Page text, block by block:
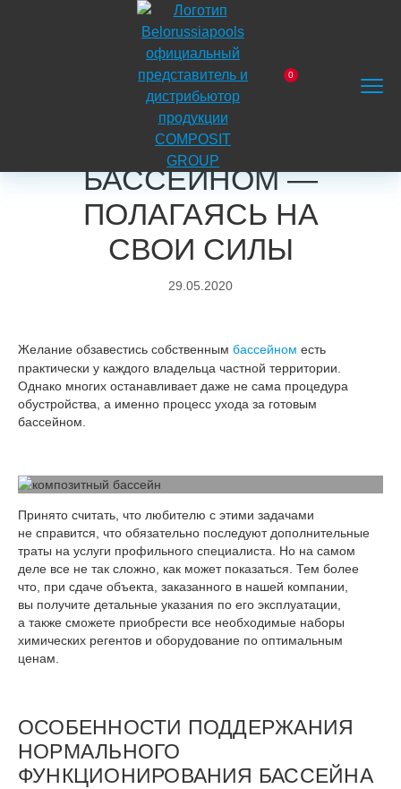
На
главную
0
ПоискМеню
Полезные рекомендации
Уход за бассейном — полагаясь на свои силы
УХОД ЗА
БАССЕЙНОМ —
ПОЛАГАЯСЬ НА
СВОИ СИЛЫ
29.05.2020
Желание обзавестись собственным бассейном есть
практически у каждого владельца частной территории.
Однако многих останавливает даже не сама процедура
обустройства, а именно процесс ухода за готовым
бассейном.
Принято считать, что любителю с этими задачами
не справится, что обязательно последуют дополнительные
траты на услуги профильного специалиста. Но на самом
деле все не так сложно, как может показаться. Тем более
что, при сдаче объекта, заказанного в нашей компании,
вы получите детальные указания по его эксплуатации,
а также сможете приобрести все необходимые наборы
химических регентов и оборудование по оптимальным
ценам.
ОСОБЕННОСТИ ПОДДЕРЖАНИЯ
НОРМАЛЬНОГО
ФУНКЦИОНИРОВАНИЯ БАССЕЙНА